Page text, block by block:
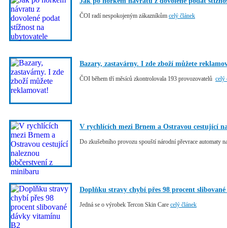
ČOI radí nespokojeným zákazníkům celý článek
Bazary, zastavárny. I zde zboží můžete
ČOI během tří měsíců zkontrolovala 193 provozovatelů celý
V rychlících mezi Brnem a Ostravou cestující
Do zkušebního provozu spouští národní převrace automaty
Doplňku stravy chybí přes 98 procent
Jedná se o výrobek Tercon Skin Care celý článek